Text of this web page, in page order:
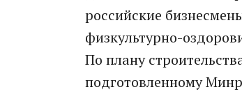
российские
физкультурно-
По плану
подготовленному